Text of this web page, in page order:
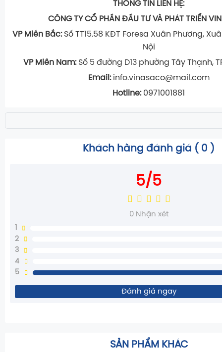
THÔNG TIN LIÊN HỆ:
CÔNG TY CỔ PHẦN ĐẦU TƯ VÀ PHÁT TRIỂN
VP Miền Bắc: Số TT15.58 KĐT Foresa Xuân Phương,
Nội
VP Miền Nam:Số 5 đường D13 phường Tây Thạnh,
Email: info.vinasaco@mail.com
Hotline:0971001881
Khách hàng đánh giá ( 0 )
5/5
0 Nhận xét
1
2
3
4
5
Đánh giá ngay
SẢN PHẨM KHÁC